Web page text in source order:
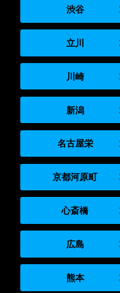
渋谷
立川
川崎
新潟
名古屋栄
京都河原町
心斎橋
広島
熊本